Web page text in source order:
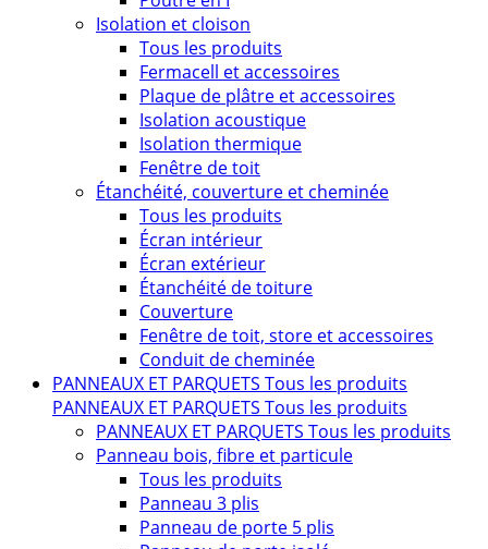
Isolation et cloison
Tous les produits
Fermacell et accessoires
Plaque de plâtre et accessoires
Isolation acoustique
Isolation thermique
Fenêtre de toit
Étanchéité, couverture et cheminée
Tous les produits
Écran intérieur
Écran extérieur
Étanchéité de toiture
Couverture
Fenêtre de toit, store et accessoires
Conduit de cheminée
PANNEAUX ET PARQUETS Tous les produits
PANNEAUX ET PARQUETS Tous les produits
PANNEAUX ET PARQUETS Tous les produits
Panneau bois, fibre et particule
Tous les produits
Panneau 3 plis
Panneau de porte 5 plis